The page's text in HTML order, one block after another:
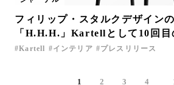
フィリップ・スタルクデザイン
「H.H.H.」Kartellとして10回目
リアで最も権威あるデザイン賞
Kartell インテリア プレスリリース
1 2 3 4